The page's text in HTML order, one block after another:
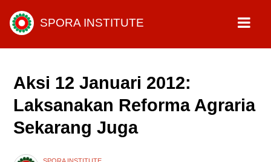
SPORA INSTITUTE
Aksi 12 Januari 2012:
Laksanakan Reforma Agraria
Sekarang Juga
SPORA INSTITUTE